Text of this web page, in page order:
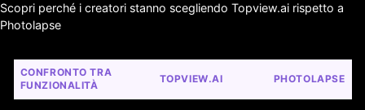
Scopri perché i creatori stanno scegliendo Topview.ai rispetto a
Photolapse
CONFRONTO TRA
FUNZIONALITÀ
TOPVIEW.AI PHOTOLAPSE